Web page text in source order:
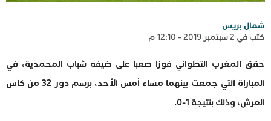
شمال بريس
كتب في 2 سبتمبر 2019 - 12:10 م
حقق المغرب التطواني فوزا صعبا على ضيفه شباب المحمدية، في
المباراة التي جمعت بينهما مساء أمس الأحد، برسم دور 32 من كأس
العرش، وذلك بنتيجة 1-0.